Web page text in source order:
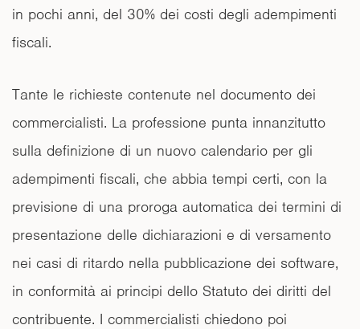
in pochi anni, del 30% dei costi degli adempimenti
fiscali.
Tante le richieste contenute nel documento dei
commercialisti. La professione punta innanzitutto
sulla definizione di un nuovo calendario per gli
adempimenti fiscali, che abbia tempi certi, con la
previsione di una proroga automatica dei termini di
presentazione delle dichiarazioni e di versamento
nei casi di ritardo nella pubblicazione dei software,
in conformità ai principi dello Statuto dei diritti del
contribuente. I commercialisti chiedono poi